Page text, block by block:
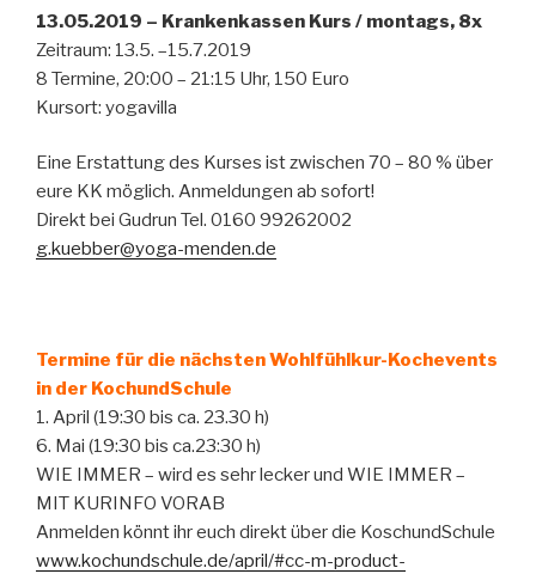
13.05.2019 – Krankenkassen Kurs / montags, 8x
Zeitraum: 13.5. –15.7.2019
8 Termine, 20:00 – 21:15 Uhr, 150 Euro
Kursort: yogavilla
Eine Erstattung des Kurses ist zwischen 70 – 80 % über
eure KK möglich. Anmeldungen ab sofort!
Direkt bei Gudrun Tel. 0160 99262002
g.kuebber@yoga-menden.de
Termine für die nächsten Wohlfühlkur-Kochevents
in der KochundSchule
1. April (19:30 bis ca. 23.30 h)
6. Mai (19:30 bis ca.23:30 h)
WIE IMMER – wird es sehr lecker und WIE IMMER –
MIT KURINFO VORAB
Anmelden könnt ihr euch direkt über die KoschundSchule
www.kochundschule.de/april/#cc-m-product-